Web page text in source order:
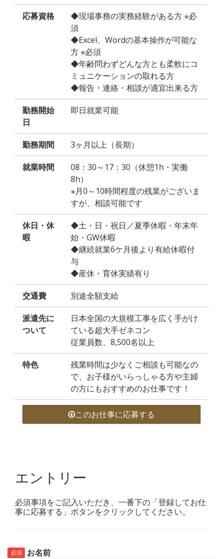
応募資格
◆現場事務の実務経験がある方 ※必
須
◆Excel、Wordの基本操作が可能な
方 ※必須
◆年齢問わずどんな方とも柔軟にコ
ミュニケーションの取れる方
◆報告・連絡・相談が適宜出来る方
勤務開始
日
即日就業可能
勤務期間 3ヶ月以上（長期）
就業時間
08：30～17：30（休憩1h・実働
8h）
※月0～10時間程度の残業がございま
すが、相談可能です
休日・休
暇
◆土・日・祝日／夏季休暇・年末年
始・GW休暇
◆継続就業6ケ月後より有給休暇付
与
◆産休・育休実績有り
交通費 別途全額支給
派遣先に
ついて
日本全国の大規模工事を広く手がけ
ている超大手ゼネコン
従業員数、8,500名以上
特色
残業時間は少なくご相談も可能なの
で、お子様がいらっしゃる方や主婦
の方にもおすすめのお仕事です！
このお仕事に応募する
エントリー
必須事項をご記入いただき、一番下の「登録してお仕
事に応募する」ボタンをクリックしてください。
必須 お名前